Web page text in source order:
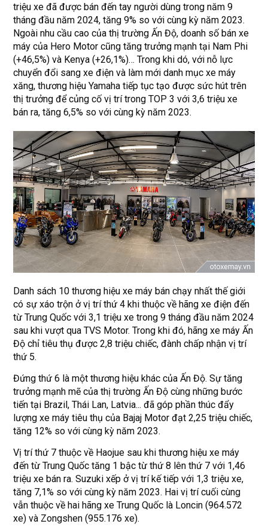
triệu xe đã được bán đến tay người dùng trong năm 9
tháng đầu năm 2024, tăng 9% so với cùng kỳ năm 2023.
Ngoài nhu cầu cao của thị trường Ấn Độ, doanh số bán xe
máy của Hero Motor cũng tăng trưởng mạnh tại Nam Phi
(+46,5%) và Kenya (+26,1%)… Trong khi dó, với nỗ lực
chuyển đổi sang xe điện và làm mới danh mục xe máy
xăng, thương hiệu Yamaha tiếp tục tạo được sức hút trên
thị trưởng để củng cố vị trí trong TOP 3 với 3,6 triệu xe
bán ra, tăng 6,5% so với cùng kỳ năm 2023.
Danh sách 10 thương hiệu xe máy bán chạy nhất thế giới
có sự xáo trộn ở vị trí thứ 4 khi thuộc về hãng xe điện đến
từ Trung Quốc với 3,1 triệu xe trong 9 tháng đầu năm 2024
sau khi vượt qua TVS Motor. Trong khi đó, hãng xe máy Ấn
Độ chỉ tiêu thụ được 2,8 triệu chiếc, đành chấp nhận vị trí
thứ 5.
Đứng thứ 6 là một thương hiệu khác của Ấn Độ. Sự tăng
trưởng mạnh mẽ của thị trường Ấn Độ cùng những bước
tiến tại Brazil, Thái Lan, Latvia... đã góp phần thúc đẩy
lượng xe máy tiêu thụ của Bajaj Motor đạt 2,25 triệu chiếc,
tăng 12% so với cùng kỳ năm 2023.
Vị trí thứ 7 thuộc về Haojue sau khi thương hiệu xe máy
đến từ Trung Quốc tăng 1 bậc từ thứ 8 lên thứ 7 với 1,46
triệu xe bán ra. Suzuki xếp ở vị trí kế tiếp với 1,3 triệu xe,
tăng 7,1% so với cùng kỳ năm 2023. Hai vị trí cuối cùng
vẫn thuộc về hai hãng xe Trung Quốc là Loncin (964.572
xe) và Zongshen (955.176 xe).